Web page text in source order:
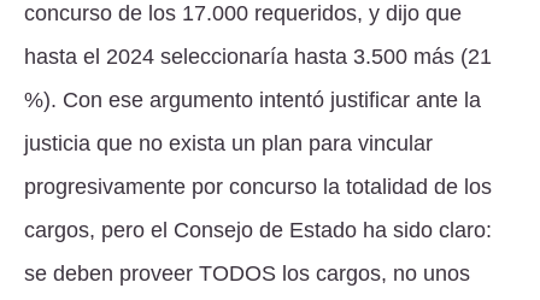
concurso de los 17.000 requeridos, y dijo que
hasta el 2024 seleccionaría hasta 3.500 más (21
%). Con ese argumento intentó justificar ante la
justicia que no exista un plan para vincular
progresivamente por concurso la totalidad de los
cargos, pero el Consejo de Estado ha sido claro:
se deben proveer TODOS los cargos, no unos